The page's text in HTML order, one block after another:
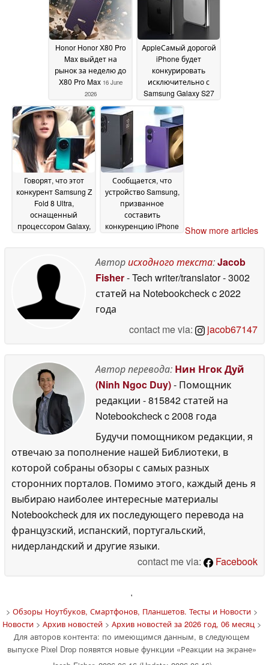
Honor Honor X80 Pro
Max выйдет на
рынок за неделю до
X80 Pro Max 16 June
2026
AppleСамый дорогой
iPhone будет
конкурировать
исключительно с
Samsung Galaxy S27
Ultra15 June 2026
Говорят, что этот
конкурент Samsung Z
Fold 8 Ultra,
оснащенный
процессором Galaxy,
компьютеру
2026
Сообщается, что
устройство Samsung,
призванное
составить
конкуренцию iPhone
количеством складок
по сравнению с
моделью Z Fold8 Ultra
серии « Galaxy »
благодаря более
толстому стеклу UTG
15 June 2026
Show more articles
Авторисходного текста:Jacob
Fisher- Tech writer/translator- 3002
статей на Notebookcheckc 2022
года
contact me via:
jacob67147
Автор перевода: Нин Нгок Дуй
(Ninh Ngoc Duy)- Помощник
редакции - 815842 статей на
Notebookcheckc 2008 года
Будучи помощником редакции, я
отвечаю за пополнение нашей Библиотеки, в
которой собраны обзоры с самых разных
сторонних порталов. Помимо этого, каждый день я
выбираю наиболее интересные материалы
Notebookcheck для их последующего перевода на
французский, испанский, португальский,
нидерландский и другие языки.
contact me via:
Facebook
'
> Обзоры Ноутбуков, Смартфонов, Планшетов. Тесты и Новости>
Новости> Архив новостей> Архив новостей за 2026 год, 06 месяц>
Для авторов контента: по имеющимся данным, в следующем
выпуске Pixel Drop появятся новые функции «Реакции на экране»